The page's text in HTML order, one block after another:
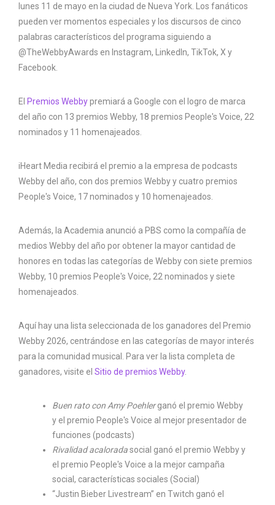
lunes 11 de mayo en la ciudad de Nueva York. Los fanáticos
pueden ver momentos especiales y los discursos de cinco
palabras característicos del programa siguiendo a
@TheWebbyAwards en Instagram, LinkedIn, TikTok, X y
Facebook.
El Premios Webbypremiará a Google con el logro de marca
del año con 13 premios Webby, 18 premios People's Voice, 22
nominados y 11 homenajeados.
iHeart Media recibirá el premio a la empresa de podcasts
Webby del año, con dos premios Webby y cuatro premios
People's Voice, 17 nominados y 10 homenajeados.
Además, la Academia anunció a PBS como la compañía de
medios Webby del año por obtener la mayor cantidad de
honores en todas las categorías de Webby con siete premios
Webby, 10 premios People's Voice, 22 nominados y siete
homenajeados.
Aquí hay una lista seleccionada de los ganadores del Premio
Webby 2026, centrándose en las categorías de mayor interés
para la comunidad musical. Para ver la lista completa de
ganadores, visite el Sitio de premios Webby.
Buen rato con Amy Poehlerganó el premio Webby
y el premio People's Voice al mejor presentador de
funciones (podcasts)
Rivalidad acaloradasocial ganó el premio Webby y
el premio People's Voice a la mejor campaña
social, características sociales (Social)
“Justin Bieber Livestream” en Twitch ganó el